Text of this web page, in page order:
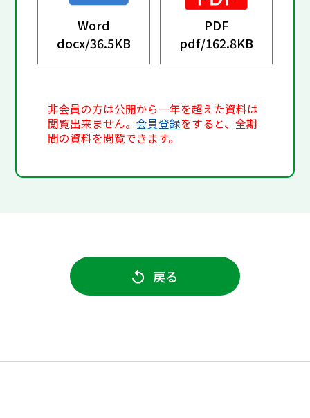
Word
docx/36.5KB
PDF
pdf/162.8KB
非会員の方は公開から一年を超えた資料は
閲覧出来ません。会員登録をすると、全期
間の資料を閲覧できます。
戻る